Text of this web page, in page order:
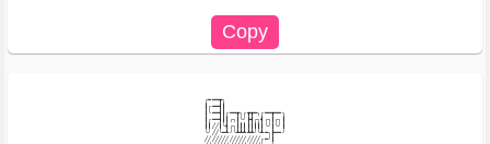
╭━━━┳╮
┃╭━━┫┃
┃╰━━┫┃╭━━┳╮╭┳┳━╮╭━━┳━━╮
┃╭━━┫┃┃╭╮┃╰╯┣┫╭╮┫╭╮┃╭╮┃
┃┃╱╱┃╰┫╭╮┃┃┃┃┃┃┃┃╰╯┃╰╯┃
╰╯╱╱╰━┻╯╰┻┻┻┻┻╯╰┻━╮┣━━╯
╱╱╱╱╱╱╱╱╱╱╱╱╱╱╱╱╭━╯┃